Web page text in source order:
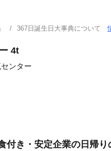
367日誕生日大事典について
4t
ンター
付き・安定企業の日帰